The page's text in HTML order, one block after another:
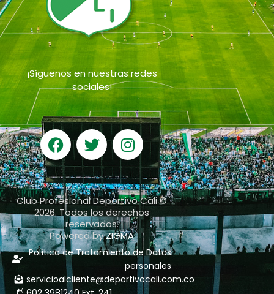
¡Síguenos en nuestras redes
sociales!
Club Profesional Deportivo Cali ©
2026. Todos los derechos
reservados.
Powered byZIGMA
Política de Tratamiento de Datos
personales
servicioalcliente@deportivocali.com.co